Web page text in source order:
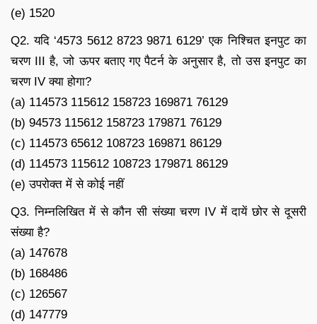
(e) 1520
Q2. यदि ‘4573 5612 8723 9871 6129’ एक निश्चित इनपुट का
चरण III है, जो ऊपर बताए गए पैटर्न के अनुसार है, तो उस इनपुट का
चरण IV क्या होगा?
(a) 114573 115612 158723 169871 76129
(b) 94573 115612 158723 179871 76129
(c) 114573 65612 108723 169871 86129
(d) 114573 115612 108723 179871 86129
(e) उपरोक्त में से कोई नहीं
Q3. निम्नलिखित में से कौन सी संख्या चरण IV में दायें छोर से दूसरी
संख्या है?
(a) 147678
(b) 168486
(c) 126567
(d) 147779